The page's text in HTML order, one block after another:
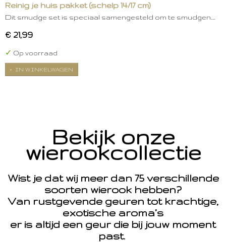
Reinig je huis pakket (schelp 14/17 cm)
Dit smudge set is speciaal samengesteld om te smudgen.…
€ 21,99
✓ Op voorraad
IN WINKELWAGEN
Bekijk onze
wierookcollectie
Wist je dat wij meer dan 75 verschillende
soorten wierook hebben?
Van rustgevende geuren tot krachtige,
exotische aroma’s
er is altijd een geur die bij jouw moment
past.